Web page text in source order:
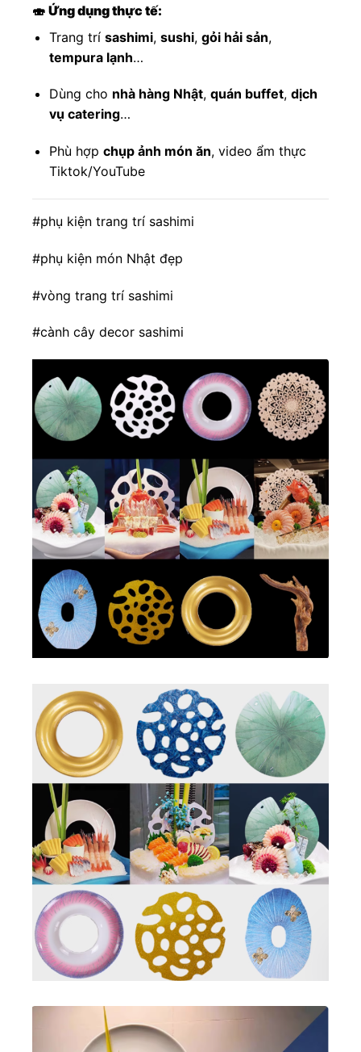
🍣 Ứng dụng thực tế:
Trang trí sashimi, sushi, gỏi hải sản,
tempura lạnh…
Dùng cho nhà hàng Nhật, quán buffet, dịch
vụ catering…
Phù hợp chụp ảnh món ăn, video ẩm thực
Tiktok/YouTube
#phụ kiện trang trí sashimi
#phụ kiện món Nhật đẹp
#vòng trang trí sashimi
#cành cây decor sashimi